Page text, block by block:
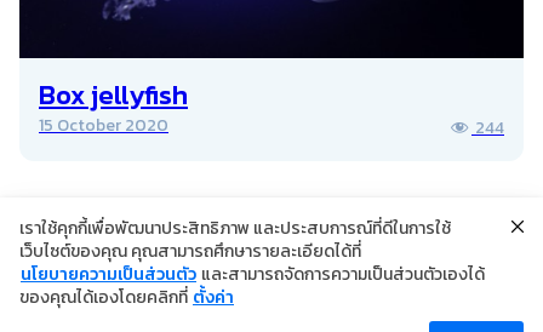
Box jellyfish
15 October 2020 244
©2024 Copyright Institute of Dermatology Thailand
นโยบายการคุ้มครองข้อมูลส่วนบุคคล
เราใช้คุกกี้เพื่อพัฒนาประสิทธิภาพ และประสบการณ์ที่ดีในการใช้
เว็บไซต์ของคุณ คุณสามารถศึกษารายละเอียดได้ที่
นโยบายความเป็นส่วนตัว และสามารถจัดการความเป็นส่วนตัวเองได้
ของคุณได้เองโดยคลิกที่ ตั้งค่า